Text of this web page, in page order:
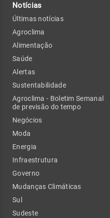
Notícias
Últimas notícias
Agroclima
Alimentação
Saúde
Alertas
Sustentabilidade
Agroclima - Boletim Semanal
de previsão do tempo
Negócios
Moda
Energia
Infraestrutura
Governo
Mudanças Climáticas
Sul
Sudeste